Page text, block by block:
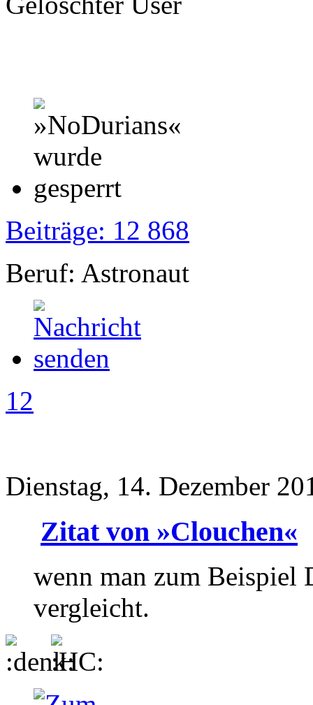
Beiträge: 12 868
Beruf: Astronaut
12
Dienstag, 14. Dezember
Zitat von »Clouchen«
wenn man zum Beispiel
vergleicht.